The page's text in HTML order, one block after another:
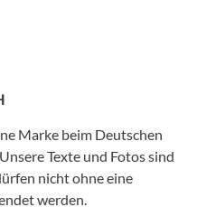
Marke beim Deutschen
Texte und Fotos sind
nicht ohne eine
werden.